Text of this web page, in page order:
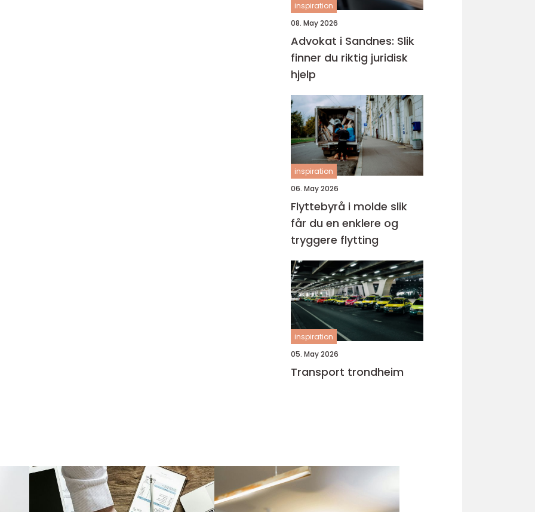
inspiration
08. May 2026
Advokat i Sandnes: Slik
finner du riktig juridisk
hjelp
inspiration
06. May 2026
Flyttebyrå i molde slik
får du en enklere og
tryggere flytting
inspiration
05. May 2026
Transport trondheim